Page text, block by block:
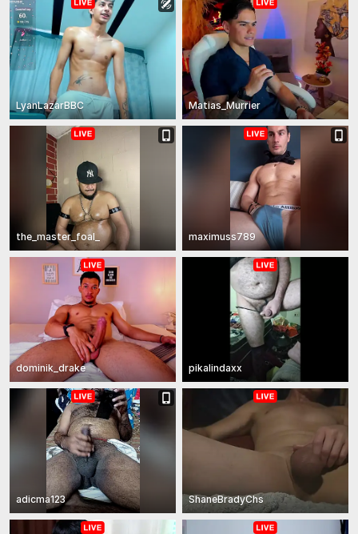
LyanLazarBBC Matias_Murrier
the_master_foal_ maximuss789
dominik_drake pikalindaxx
adicma123 ShaneBradyChs